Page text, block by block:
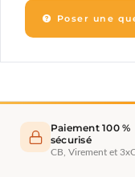
Poser une
Paiement 100 %
sécurisé
CB, Virement et